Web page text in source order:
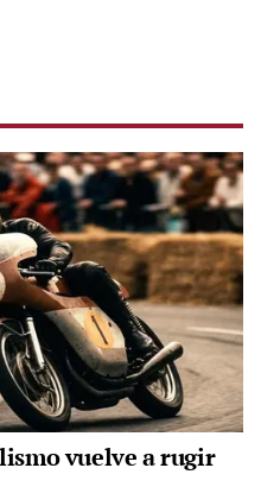
vuelve a rugir